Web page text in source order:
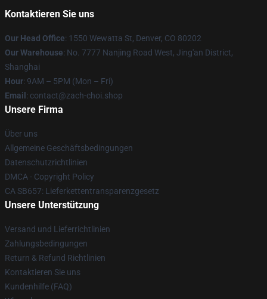
Kontaktieren Sie uns
Our Head Office: 1550 Wewatta St, Denver, CO 80202
Our Warehouse: No. 7777 Nanjing Road West, Jing'an District,
Shanghai
Hour: 9AM – 5PM (Mon – Fri)
Email : contact@zach-choi.shop
Unsere Firma
Über uns
Allgemeine Geschäftsbedingungen
Datenschutzrichtlinien
DMCA - Copyright Policy
CA SB657: Lieferkettentransparenzgesetz
Unsere Unterstützung
Versand und Lieferrichtlinien
Zahlungsbedingungen
Return & Refund Richtlinien
Kontaktieren Sie uns
Kundenhilfe (FAQ)